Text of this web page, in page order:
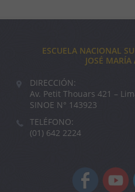
ESCUELA NACIONAL
JOSÉ MARÍA
DIRECCIÓN:
Av. Petit Thouars 421 –
SINOE N° 143923
TELÉFONO:
(01) 642 2224